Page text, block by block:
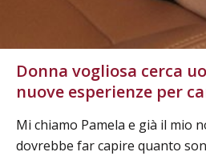
Donna vogliosa cerca
nuove esperienze per
Mi chiamo Pamela e già il mio
dovrebbe far capire quanto